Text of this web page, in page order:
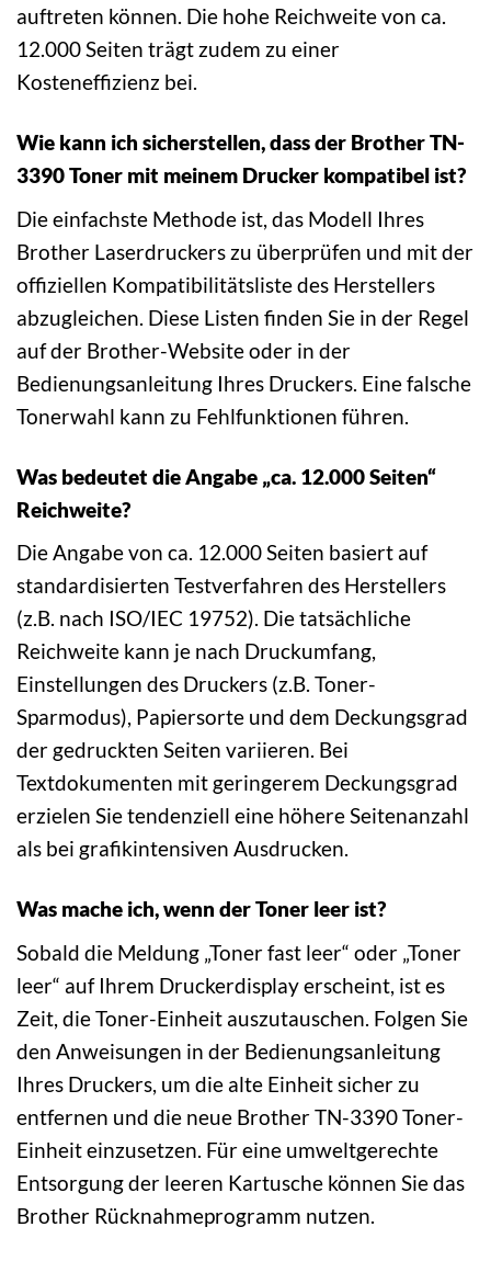
auftreten können. Die hohe Reichweite von ca.
12.000 Seiten trägt zudem zu einer
Kosteneffizienz bei.
Wie kann ich sicherstellen, dass der Brother TN-
3390 Toner mit meinem Drucker kompatibel ist?
Die einfachste Methode ist, das Modell Ihres
Brother Laserdruckers zu überprüfen und mit der
offiziellen Kompatibilitätsliste des Herstellers
abzugleichen. Diese Listen finden Sie in der Regel
auf der Brother-Website oder in der
Bedienungsanleitung Ihres Druckers. Eine falsche
Tonerwahl kann zu Fehlfunktionen führen.
Was bedeutet die Angabe „ca. 12.000 Seiten“
Reichweite?
Die Angabe von ca. 12.000 Seiten basiert auf
standardisierten Testverfahren des Herstellers
(z.B. nach ISO/IEC 19752). Die tatsächliche
Reichweite kann je nach Druckumfang,
Einstellungen des Druckers (z.B. Toner-
Sparmodus), Papiersorte und dem Deckungsgrad
der gedruckten Seiten variieren. Bei
Textdokumenten mit geringerem Deckungsgrad
erzielen Sie tendenziell eine höhere Seitenanzahl
als bei grafikintensiven Ausdrucken.
Was mache ich, wenn der Toner leer ist?
Sobald die Meldung „Toner fast leer“ oder „Toner
leer“ auf Ihrem Druckerdisplay erscheint, ist es
Zeit, die Toner-Einheit auszutauschen. Folgen Sie
den Anweisungen in der Bedienungsanleitung
Ihres Druckers, um die alte Einheit sicher zu
entfernen und die neue Brother TN-3390 Toner-
Einheit einzusetzen. Für eine umweltgerechte
Entsorgung der leeren Kartusche können Sie das
Brother Rücknahmeprogramm nutzen.